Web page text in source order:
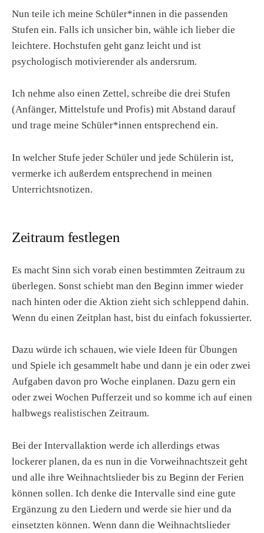
Nun teile ich meine Schüler*innen in die passenden
Stufen ein. Falls ich unsicher bin, wähle ich lieber die
leichtere. Hochstufen geht ganz leicht und ist
psychologisch motivierender als andersrum.
Ich nehme also einen Zettel, schreibe die drei Stufen
(Anfänger, Mittelstufe und Profis) mit Abstand darauf
und trage meine Schüler*innen entsprechend ein.
In welcher Stufe jeder Schüler und jede Schülerin ist,
vermerke ich außerdem entsprechend in meinen
Unterrichtsnotizen.
Zeitraum festlegen
Es macht Sinn sich vorab einen bestimmten Zeitraum zu
überlegen. Sonst schiebt man den Beginn immer wieder
nach hinten oder die Aktion zieht sich schleppend dahin.
Wenn du einen Zeitplan hast, bist du einfach fokussierter.
Dazu würde ich schauen, wie viele Ideen für Übungen
und Spiele ich gesammelt habe und dann je ein oder zwei
Aufgaben davon pro Woche einplanen. Dazu gern ein
oder zwei Wochen Pufferzeit und so komme ich auf einen
halbwegs realistischen Zeitraum.
Bei der Intervallaktion werde ich allerdings etwas
lockerer planen, da es nun in die Vorweihnachtszeit geht
und alle ihre Weihnachtslieder bis zu Beginn der Ferien
können sollen. Ich denke die Intervalle sind eine gute
Ergänzung zu den Liedern und werde sie hier und da
einsetzten können. Wenn dann die Weihnachtslieder